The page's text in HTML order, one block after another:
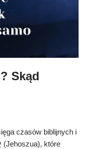
Skąd
czasów biblijnych i